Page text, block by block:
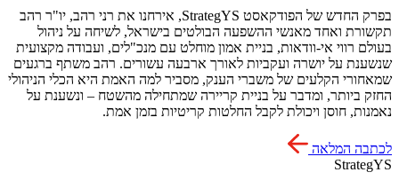
בפרק החדש של הפודקאסט StrategYS, אירחנו את רני רהב, יו"ר רהב
תקשורת ואחד מאנשי ההשפעה הבולטים בישראל, לשיחה על ניהול
בעולם רווי אי-וודאות, בניית אמון מוחלט עם מנכ"לים, ועבודה מקצועית
שנשענת על יושרה ועקביות לאורך ארבעה עשורים. רהב משתף ברגעים
שמאחורי הקלעים של משברי הענק, מסביר למה האמת היא הכלי הניהולי
החזק ביותר, ומדבר על בניית קריירה שמתחילה מהשטח – ונשענת על
נאמנות, חוסן ויכולת לקבל החלטות קריטיות בזמן אמת.
לכתבה המלאה
StrategYS